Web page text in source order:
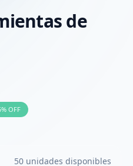
de
% OFF
50 unidades disponibles